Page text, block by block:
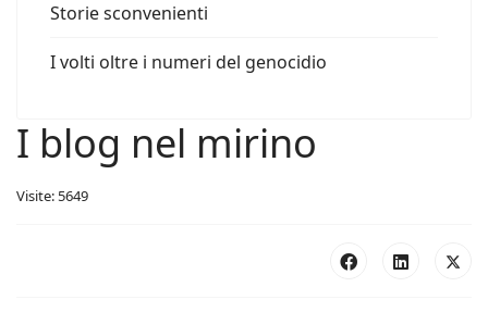
Storie sconvenienti
I volti oltre i numeri del genocidio
I blog nel mirino
Visite: 5649